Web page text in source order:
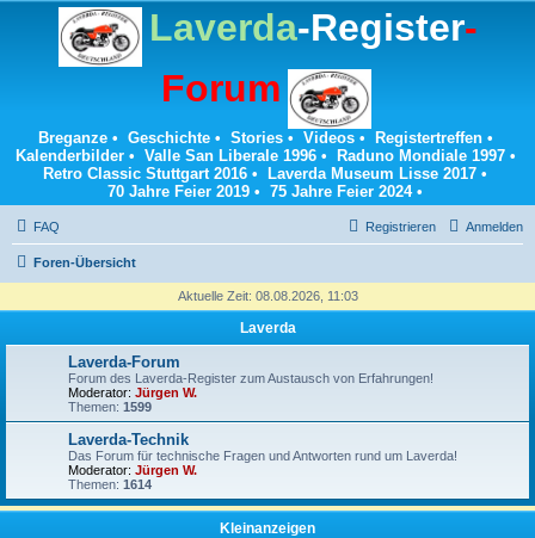
Laverda-Register-
Forum
Breganze• Geschichte• Stories• Videos• Registertreffen•
Kalenderbilder• Valle San Liberale 1996• Raduno Mondiale 1997•
Retro Classic Stuttgart 2016 • Laverda Museum Lisse 2017 •
70 Jahre Feier 2019 • 75 Jahre Feier 2024•
FAQ Anmelden
Registrieren
Foren-Übersicht
Aktuelle Zeit: 08.08.2026, 11:03
Laverda
Laverda-Forum
Forum des Laverda-Register zum Austausch von Erfahrungen!
Moderator: Jürgen W.
Themen: 1599
Laverda-Technik
Das Forum für technische Fragen und Antworten rund um Laverda!
Moderator: Jürgen W.
Themen: 1614
Kleinanzeigen